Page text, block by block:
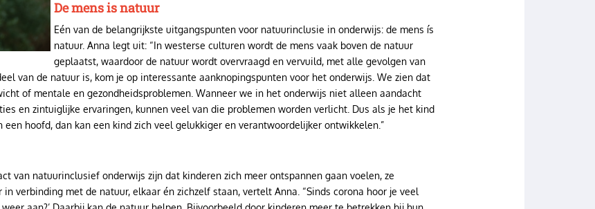
De mens is natuur
Eén van de belangrijkste uitgangspunten voor natuurinclusie in onderwijs: de mens ís
natuur. Anna legt uit: “In westerse culturen wordt de mens vaak boven de natuur
geplaatst, waardoor de natuur wordt overvraagd en vervuild, met alle gevolgen van
van de natuur is, kom je op interessante aanknopingspunten voor het onderwijs. We zien dat
of mentale en gezondheidsproblemen. Wanneer we in het onderwijs niet alleen aandacht
en zintuiglijke ervaringen, kunnen veel van die problemen worden verlicht. Dus als je het kind
hoofd, dan kan een kind zich veel gelukkiger en verantwoordelijker ontwikkelen.”
van natuurinclusief onderwijs zijn dat kinderen zich meer ontspannen gaan voelen, ze
verbinding met de natuur, elkaar én zichzelf staan, vertelt Anna. “Sinds corona hoor je veel